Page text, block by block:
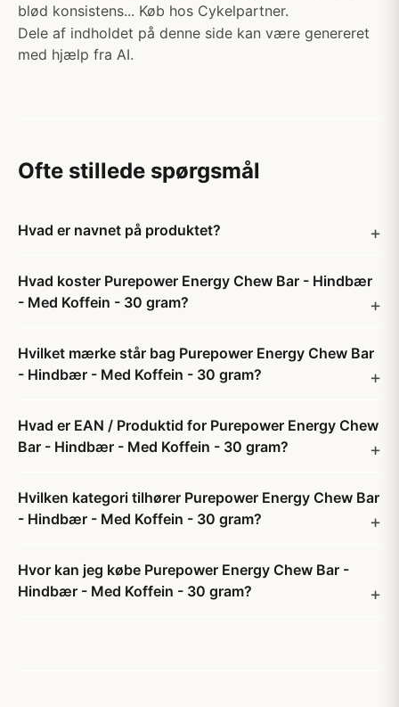
blød konsistens... Køb hos Cykelpartner.
Dele af indholdet på denne side kan være genereret
med hjælp fra AI.
Ofte stillede spørgsmål
Hvad er navnet på produktet?
Hvad koster Purepower Energy Chew Bar - Hindbær
- Med Koffein - 30 gram?
Hvilket mærke står bag Purepower Energy Chew Bar
- Hindbær - Med Koffein - 30 gram?
Hvad er EAN / Produktid for Purepower Energy Chew
Bar - Hindbær - Med Koffein - 30 gram?
Hvilken kategori tilhører Purepower Energy Chew Bar
- Hindbær - Med Koffein - 30 gram?
Hvor kan jeg købe Purepower Energy Chew Bar -
Hindbær - Med Koffein - 30 gram?